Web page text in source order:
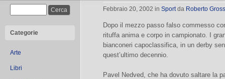
Categorie
Arte
Libri
Febbraio 20, 2002 in Sportda Roberto
Dopo il mezzo passo falso commesso
rituffa anima e corpo in campionato. I
bianconeri capoclassifica, in un derby
quest’ultimo decennio.
Pavel Nedved, che ha dovuto saltare la